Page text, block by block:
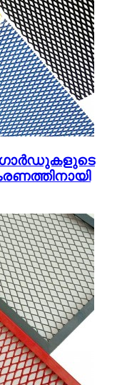
ഗാർഡുകളുടെ